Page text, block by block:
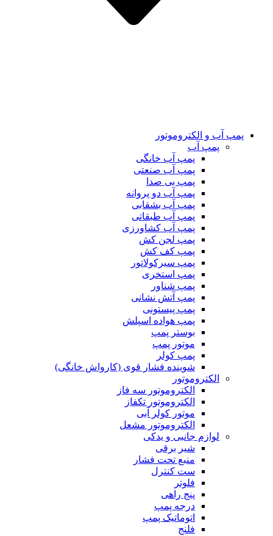
پمپ آب و الکتروموتور
پمپ آب
پمپ آب خانگی
پمپ آب صنعتی
پمپ بی صدا
پمپ آب دو پروانه
پمپ آب بشقابی
پمپ آب طبقاتی
پمپ آب کشاورزی
پمپ لجن کش
پمپ کف کش
پمپ سیرکولاتور
پمپ استخری
پمپ شناور
پمپ آتش نشانی
پمپ پیستونی
پمپ هواده اسپلش
بوستر پمپ
موتور پمپ
پمپ کولر
شوینده فشار قوی (کارواش خانگی)
الکتروموتور
الکتروموتور سه فاز
الکتروموتور تکفاز
موتور کولر آبی
الکتروموتور مشعل
لوازم جانبی و یدکی
شیر برقی
منبع تحت فشار
ست کنترل
فلوتر
پنج راهی
درجه پمپ
اتوماتیک پمپ
فلنج